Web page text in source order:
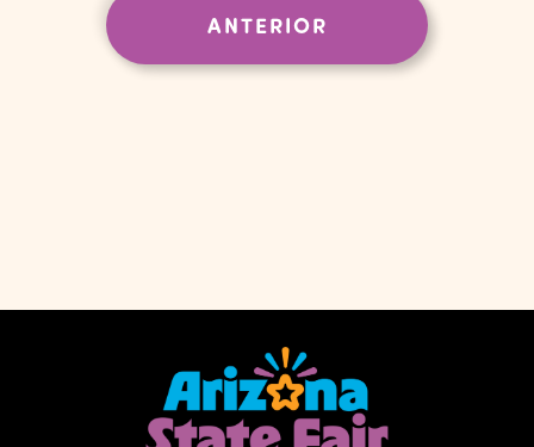
Evento
ANTERIOR EVENTOS